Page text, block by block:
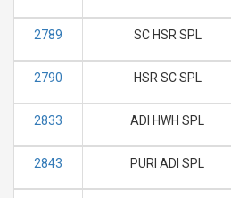
2789 SC HSR SPL
2790 HSR SC SPL
2833 ADI HWH SPL
2843 PURI ADI SPL